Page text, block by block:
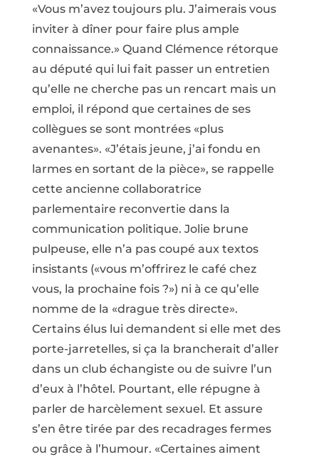
«Vous m’avez toujours plu. J’aimerais vous
inviter à dîner pour faire plus ample
connaissance.» Quand Clémence rétorque
au député qui lui fait passer un entretien
qu’elle ne cherche pas un rencart mais un
emploi, il répond que certaines de ses
collègues se sont montrées «plus
avenantes». «J’étais jeune, j’ai fondu en
larmes en sortant de la pièce», se rappelle
cette ancienne collaboratrice
parlementaire reconvertie dans la
communication politique. Jolie brune
pulpeuse, elle n’a pas coupé aux textos
insistants («vous m’offrirez le café chez
vous, la prochaine fois ?») ni à ce qu’elle
nomme de la «drague très directe».
Certains élus lui demandent si elle met des
porte-jarretelles, si ça la brancherait d’aller
dans un club échangiste ou de suivre l’un
d’eux à l’hôtel. Pourtant, elle répugne à
parler de harcèlement sexuel. Et assure
s’en être tirée par des recadrages fermes
ou grâce à l’humour. «Certaines aiment